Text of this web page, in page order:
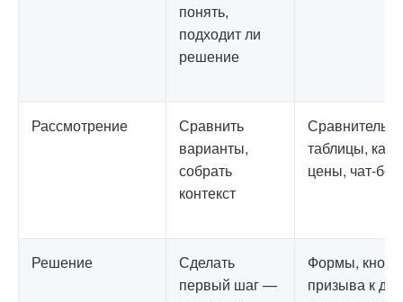
понять,
подходит ли
решение
Рассмотрение
Сравнить
варианты,
собрать
контекст
таблицы,
цены, чат-бот
Решение
Сделать
первый шаг —
Формы,
призыва к